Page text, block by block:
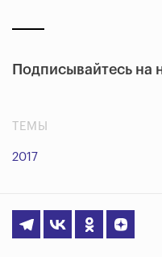
Подписывайтесь на
ТЕМЫ
2017